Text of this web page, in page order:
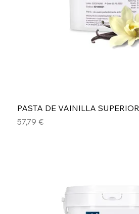
PASTA DE VAINILLA SUPERIOR
Precio
57,79 €